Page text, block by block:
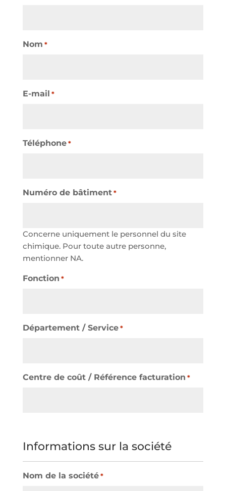
Nom *
E-mail *
Téléphone *
Numéro de bâtiment *
Concerne uniquement le personnel du site
chimique. Pour toute autre personne,
mentionner NA.
Fonction *
Département / Service *
Centre de coût / Référence facturation *
Informations sur la société
Nom de la société *